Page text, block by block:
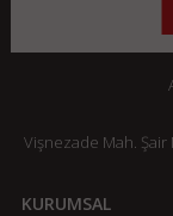
Vişnezade Mah. Şair
KURUMSAL